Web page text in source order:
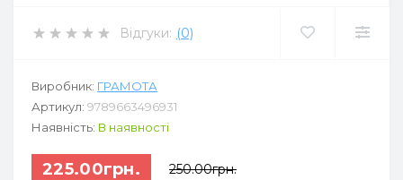
Відгуки: (0)
Виробник: ГРАМОТА
Артикул: 9789663496931
Наявність: В наявності
225.00грн. 250.00грн.